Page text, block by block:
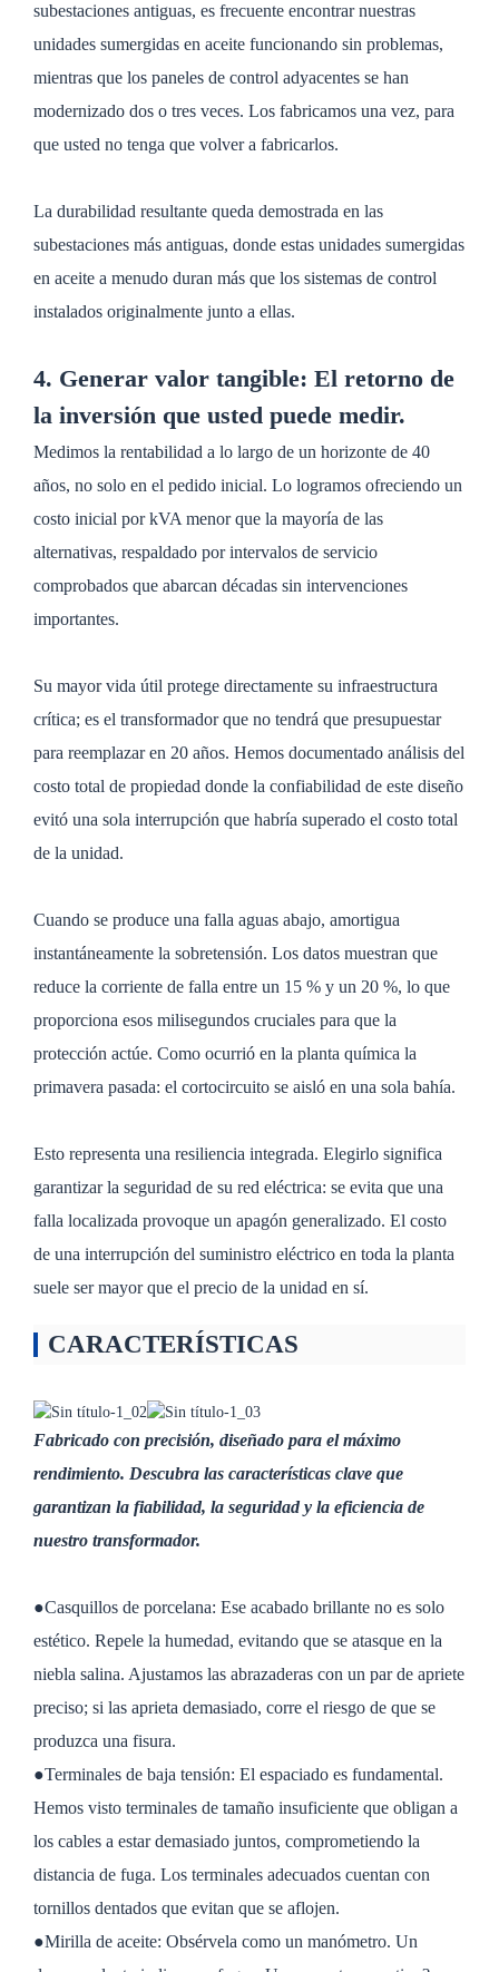
subestaciones antiguas, es frecuente encontrar nuestras
unidades sumergidas en aceite funcionando sin problemas,
mientras que los paneles de control adyacentes se han
modernizado dos o tres veces. Los fabricamos una vez, para
que usted no tenga que volver a fabricarlos.
La durabilidad resultante queda demostrada en las
subestaciones más antiguas, donde estas unidades sumergidas
en aceite a menudo duran más que los sistemas de control
instalados originalmente junto a ellas.
4. Generar valor tangible: El retorno de
la inversión que usted puede medir.
Medimos la rentabilidad a lo largo de un horizonte de 40
años, no solo en el pedido inicial. Lo logramos ofreciendo un
costo inicial por kVA menor que la mayoría de las
alternativas, respaldado por intervalos de servicio
comprobados que abarcan décadas sin intervenciones
importantes.
Su mayor vida útil protege directamente su infraestructura
crítica; es el transformador que no tendrá que presupuestar
para reemplazar en 20 años. Hemos documentado análisis del
costo total de propiedad donde la confiabilidad de este diseño
evitó una sola interrupción que habría superado el costo total
de la unidad.
Cuando se produce una falla aguas abajo, amortigua
instantáneamente la sobretensión. Los datos muestran que
reduce la corriente de falla entre un 15 % y un 20 %, lo que
proporciona esos milisegundos cruciales para que la
protección actúe. Como ocurrió en la planta química la
primavera pasada: el cortocircuito se aisló en una sola bahía.
Esto representa una resiliencia integrada. Elegirlo significa
garantizar la seguridad de su red eléctrica: se evita que una
falla localizada provoque un apagón generalizado. El costo
de una interrupción del suministro eléctrico en toda la planta
suele ser mayor que el precio de la unidad en sí.
CARACTERÍSTICAS
Fabricado con precisión, diseñado para el máximo
rendimiento. Descubra las características clave que
garantizan la fiabilidad, la seguridad y la eficiencia de
nuestro transformador.
●Casquillos de porcelana: Ese acabado brillante no es solo
estético. Repele la humedad, evitando que se atasque en la
niebla salina. Ajustamos las abrazaderas con un par de apriete
preciso; si las aprieta demasiado, corre el riesgo de que se
produzca una fisura.
●Terminales de baja tensión: El espaciado es fundamental.
Hemos visto terminales de tamaño insuficiente que obligan a
los cables a estar demasiado juntos, comprometiendo la
distancia de fuga. Los terminales adecuados cuentan con
tornillos dentados que evitan que se aflojen.
●Mirilla de aceite: Obsérvela como un manómetro. Un